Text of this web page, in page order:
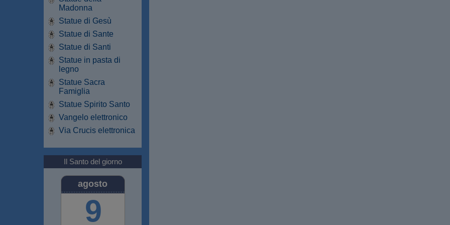
Madonna
Statue di Gesù
Statue di Sante
Statue di Santi
Statue in pasta di
legno
Statue Sacra
Famiglia
Statue Spirito Santo
Vangelo elettronico
Via Crucis elettronica
Il Santo del giorno
agosto
9